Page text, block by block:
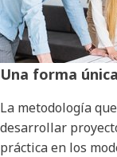
Una forma
La metodología
desarrollar
práctica en los